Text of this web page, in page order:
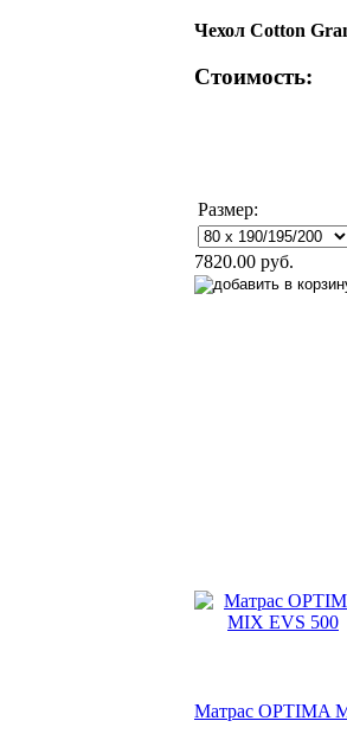
Чехол Cotton
Стоимость:
Размер:
7820.00 руб.
Матрас OPTIMA